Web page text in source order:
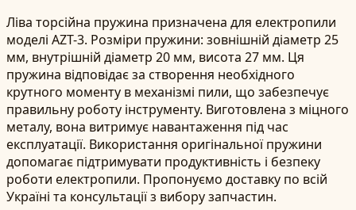
Ліва торсійна пружина призначена для електропили
моделі AZT-3. Розміри пружини: зовнішній діаметр 25
мм, внутрішній діаметр 20 мм, висота 27 мм. Ця
пружина відповідає за створення необхідного
крутного моменту в механізмі пили, що забезпечує
правильну роботу інструменту. Виготовлена з міцного
металу, вона витримує навантаження під час
експлуатації. Використання оригінальної пружини
допомагає підтримувати продуктивність і безпеку
роботи електропили. Пропонуємо доставку по всій
Україні та консультації з вибору запчастин.